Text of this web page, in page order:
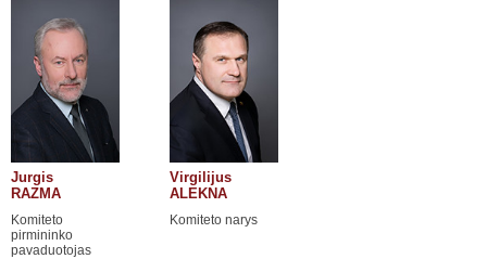
Jurgis
RAZMA
Komiteto
pirmininko
pavaduotojas
Virgilijus
ALEKNA
Komiteto narys